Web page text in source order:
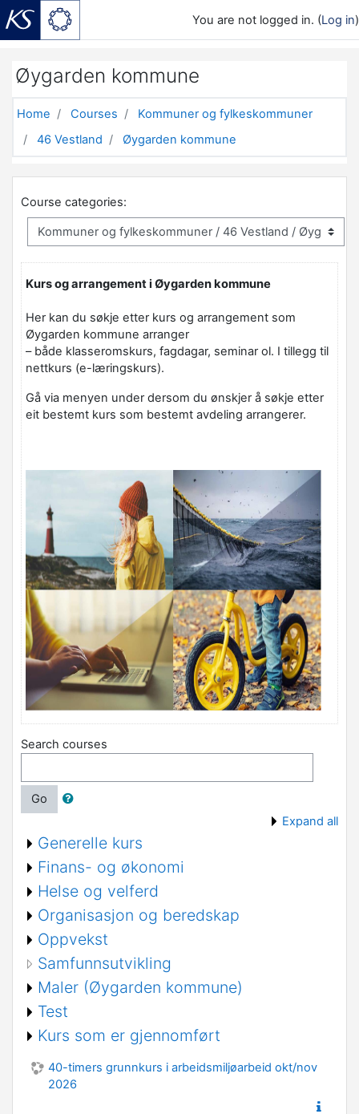
You are not logged in. (Log in)
Øygarden kommune
Home Courses
Kommuner og fylkeskommuner
46 Vestland
Øygarden kommune
Course categories:
Kurs og arrangement i Øygarden kommune
Her kan du søkje etter kurs og arrangement som
Øygarden kommune arranger
– både klasseromskurs, fagdagar, seminar ol. I tillegg til
nettkurs (e-læringskurs).
Gå via menyen under dersom du ønskjer å søkje etter
eit bestemt kurs som bestemt avdeling arrangerer.
Search courses
Go
Expand all
Generelle kurs
Finans- og økonomi
Helse og velferd
Organisasjon og beredskap
Oppvekst
Samfunnsutvikling
Maler (Øygarden kommune)
Test
Kurs som er gjennomført
40-timers grunnkurs i arbeidsmiljøarbeid okt/nov
2026